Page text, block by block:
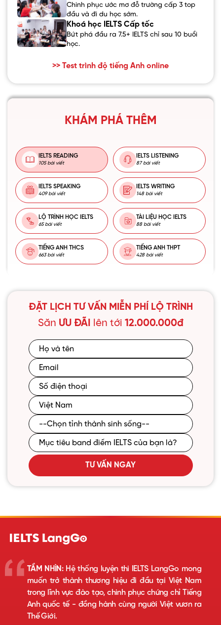
Chinh phục ước mơ đỗ trường cấp 3 top
đầu và đi du học sớm.
Khoá học IELTS Cấp tốc
Bứt phá đầu ra 7.5+ IELTS chỉ sau 10 buổi
học.
>> Test trình độ tiếng Anh online
KHÁM PHÁ THÊM
IELTS READING
105 bài viết
IELTS LISTENING
87 bài viết
IELTS SPEAKING
409 bài viết
IELTS WRITING
148 bài viết
LỘ TRÌNH HỌC IELTS
65 bài viết
TÀI LIỆU HỌC IELTS
88 bài viết
TIẾNG ANH THCS
663 bài viết
TIẾNG ANH THPT
428 bài viết
ĐẶT LỊCH TƯ VẤN MIỄN PHÍ LỘ TRÌNH
Săn ƯU ĐÃI lên tới 12.000.000đ
TƯ VẤN NGAY
TẦM NHÌN:Hệ thống luyện thi IELTS LangGo mong
muốn trở thành thương hiệu đi đầu tại Việt Nam
trong lĩnh vực đào tạo, chinh phục chứng chỉ Tiếng
Anh quốc tế - đồng hành cùng người Việt vươn ra
Thế Giới.